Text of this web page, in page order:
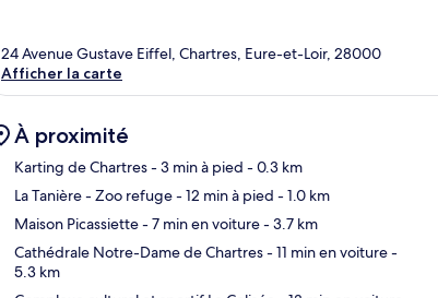
24 Avenue Gustave Eiffel, Chartres, Eure-et-Loir, 28000
Afficher la carte
À proximité
Karting de Chartres- 3 min à pied - 0.3 km
La Tanière - Zoo refuge- 12 min à pied - 1.0 km
Maison Picassiette- 7 min en voiture- 3.7 km
Cathédrale Notre-Dame de Chartres- 11 min en voiture-
5.3 km